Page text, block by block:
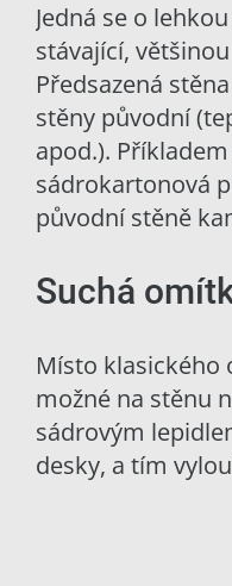
Jedná se o
stávající,
Předsazená
stěny původní
apod.).
sádrokartonová
původní stěně
Suchá
Místo
možné na stěnu
sádrovým
desky, a tím